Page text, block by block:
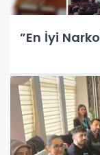
”En İyi